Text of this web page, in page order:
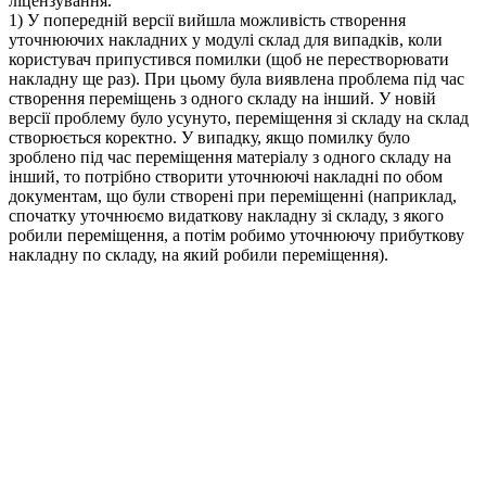
1) У попередній версії вийшла можливість створення
уточнюючих накладних у модулі склад для випадків, коли
користувач припустився помилки (щоб не перестворювати
накладну ще раз). При цьому була виявлена проблема під час
створення переміщень з одного складу на інший. У новій
версії проблему було усунуто, переміщення зі складу на склад
створюється коректно. У випадку, якщо помилку було
зроблено під час переміщення матеріалу з одного складу на
інший, то потрібно створити уточнюючі накладні по обом
документам, що були створені при переміщенні (наприклад,
спочатку уточнюємо видаткову накладну зі складу, з якого
робили переміщення, а потім робимо уточнюючу прибуткову
накладну по складу, на який робили переміщення).